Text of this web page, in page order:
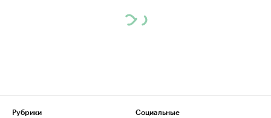
Рубрики
Социальные